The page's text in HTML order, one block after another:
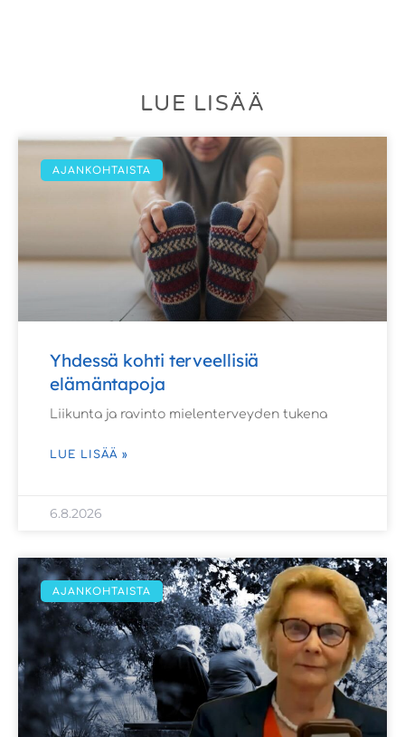
LUE LISÄÄ
AJANKOHTAISTA
Yhdessä kohti terveellisiä
elämäntapoja
Liikunta ja ravinto mielenterveyden tukena
LUE LISÄÄ »
6.8.2026
AJANKOHTAISTA